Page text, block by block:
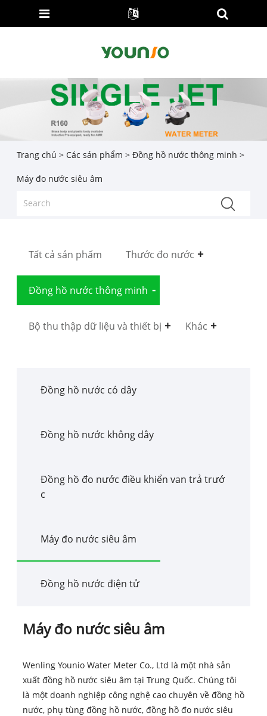
Trang chủ > Các sản phẩm > Đồng hồ nước thông minh >
Máy đo nước siêu âm
Tất cả sản phẩm Thước đo nước
Đồng hồ nước thông minh
Bộ thu thập dữ liệu và thiết bị Khác
Đồng hồ nước có dây
Đồng hồ nước không dây
Đồng hồ đo nước điều khiển van trả trướ
c
Máy đo nước siêu âm
Đồng hồ nước điện tử
Máy đo nước siêu âm
Wenling Younio Water Meter Co., Ltd là một nhà sản
xuất đồng hồ nước siêu âm tại Trung Quốc. Chúng tôi
là một doanh nghiệp công nghệ cao chuyên về đồng hồ
nước, phụ tùng đồng hồ nước, đồng hồ đo nước siêu